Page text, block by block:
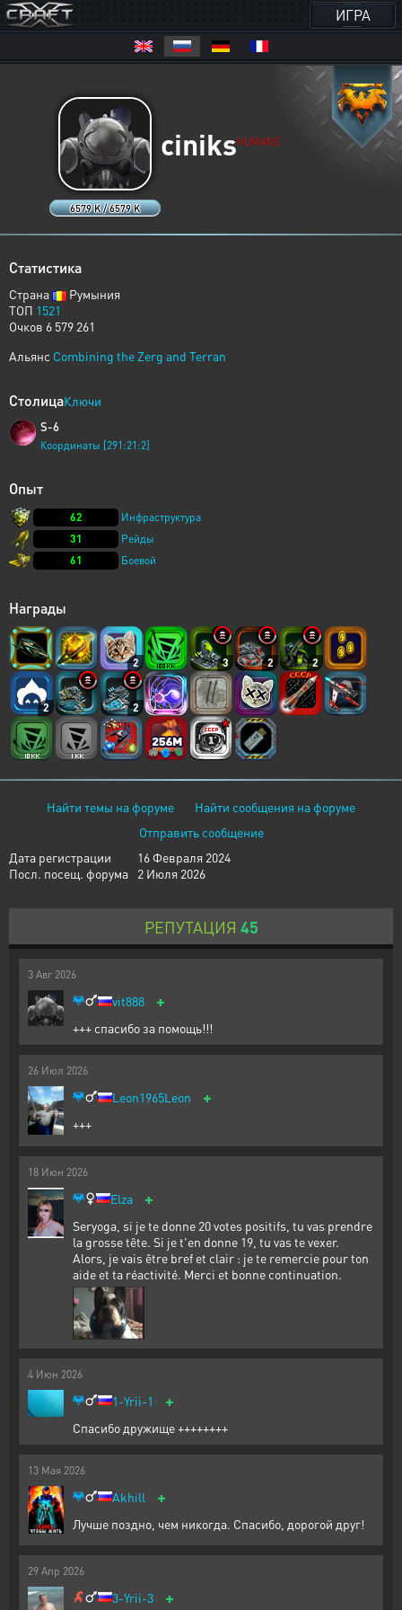
ИГРА
6579 K / 6579 K
ciniksHUMANS
Статистика
Страна
Румыния
ТОП 1521
Очков 6 579 261
Альянс Combining the Zerg and Terran
СтолицаКлючи
S-6
Координаты [291:21:2]
Опыт
62
Инфраструктура
31
Рейды
61
Боевой
Награды
2 3 2 2
2 2
Найти темы на форуме
Найти сообщения на форуме
Отправить сообщение
Дата регистрации
16 Февраля 2024
Посл. посещ. форума
2 Июля 2026
РЕПУТАЦИЯ 45
3 Авг 2026
vit888 +
+++ спасибо за помощь!!!
26 Июл 2026
Leon1965Leon +
+++
18 Июн 2026
Elza +
Seryoga, si je te donne 20 votes positifs, tu vas prendre
la grosse tête. Si je t'en donne 19, tu vas te vexer.
Alors, je vais être bref et clair : je te remercie pour ton
aide et ta réactivité. Merci et bonne continuation.
4 Июн 2026
1-Yrii-1 +
Спасибо дружище ++++++++
13 Мая 2026
Akhill +
Лучше поздно, чем никогда. Спасибо, дорогой друг!
29 Апр 2026
3-Yrii-3 +